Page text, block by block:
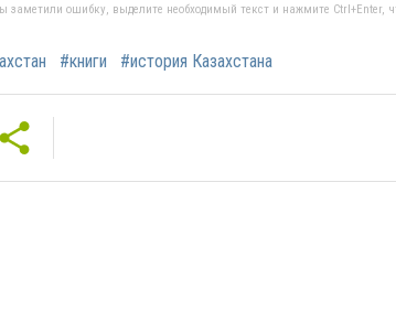
заметили ошибку, выделите необходимый текст и нажмите Ctrl+Enter,
#книги #история Казахстана